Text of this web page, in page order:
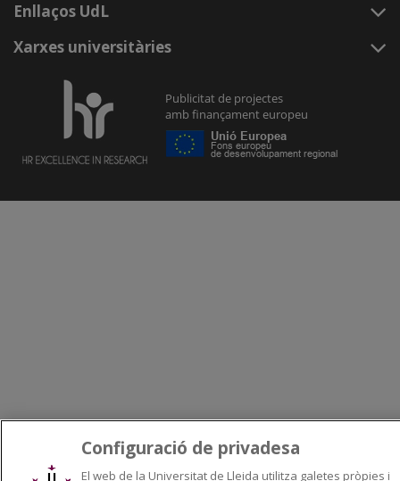
Enllaços UdL
Xarxes universitàries
Configuració de privadesa
El web de la Universitat de Lleida utilitza galetes pròpies i